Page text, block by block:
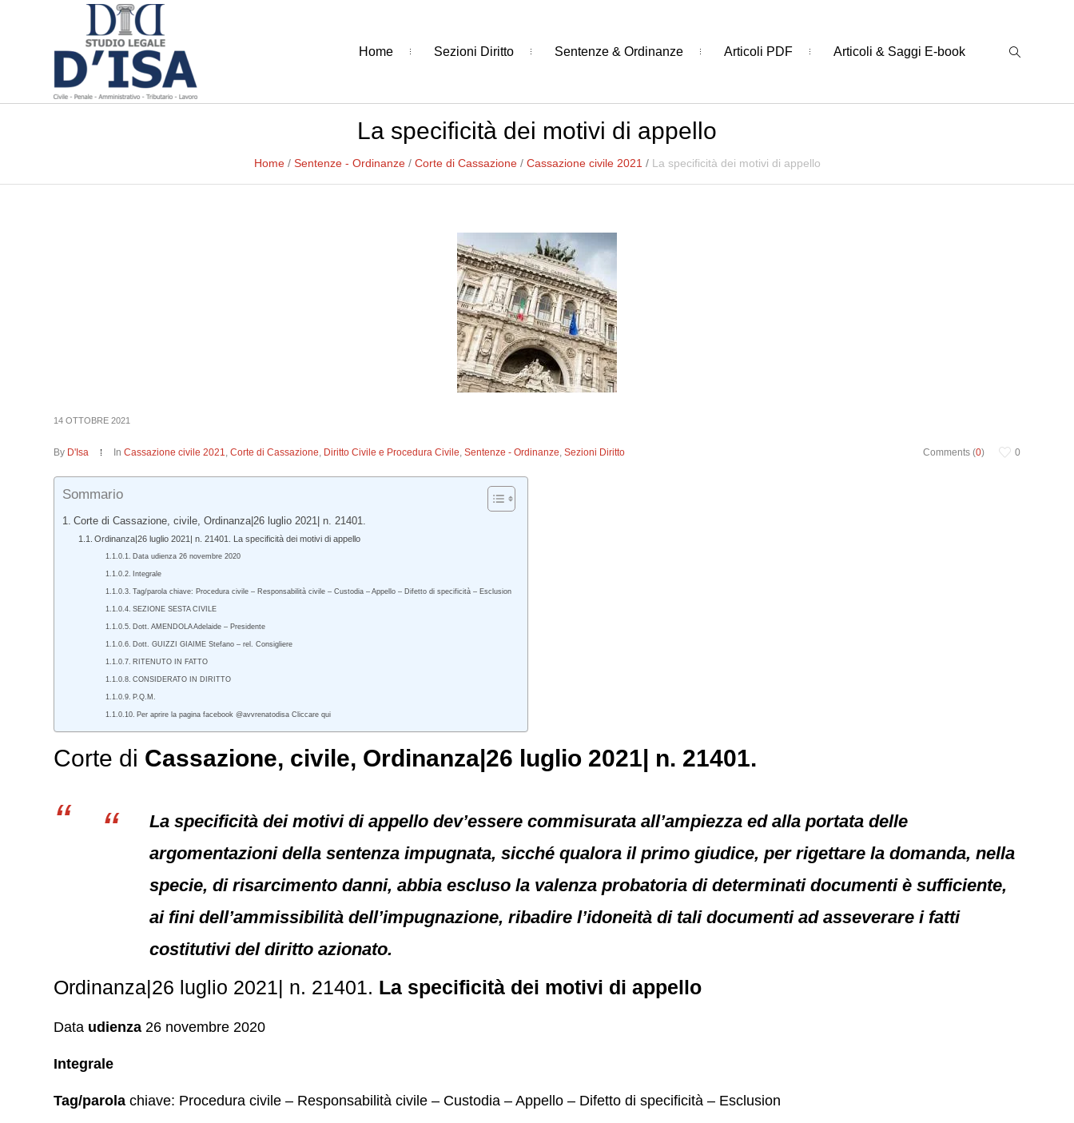
Home Sezioni Diritto Sentenze & Ordinanze Articoli PDF Articoli & Saggi E-book
La specificità dei motivi di appello
Home / Sentenze - Ordinanze / Corte di Cassazione / Cassazione civile 2021 / La specificità dei motivi di appello
14 OTTOBRE 2021
Comments (0) 0
By D'Isa InCassazione civile 2021,Corte di Cassazione, Diritto Civile e Procedura Civile,Sentenze - Ordinanze,Sezioni Diritto
Sommario
Corte di Cassazione, civile, Ordinanza|26 luglio 2021| n. 21401.
Ordinanza|26 luglio 2021| n. 21401. La specificità dei motivi di appello
Data udienza 26 novembre 2020
Integrale
Tag/parola chiave: Procedura civile – Responsabilità civile – Custodia – Appello – Difetto di specificità – Esclusion
SEZIONE SESTA CIVILE
Dott. AMENDOLA Adelaide – Presidente
Dott. GUIZZI GIAIME Stefano – rel. Consigliere
RITENUTO IN FATTO
CONSIDERATO IN DIRITTO
P.Q.M.
Per aprire la pagina facebook @avvrenatodisa Cliccare qui
Corte di Cassazione, civile, Ordinanza|26 luglio 2021| n. 21401.
La specificità dei motivi di appello dev’essere commisurata all’ampiezza ed alla portata delle
argomentazioni della sentenza impugnata, sicché qualora il primo giudice, per rigettare la domanda, nella
specie, di risarcimento danni, abbia escluso la valenza probatoria di determinati documenti è sufficiente,
ai fini dell’ammissibilità dell’impugnazione, ribadire l’idoneità di tali documenti ad asseverare i fatti
costitutivi del diritto azionato.
Ordinanza|26 luglio 2021| n. 21401. La specificità dei motivi di appello
Data udienza 26 novembre 2020
Integrale
Tag/parola chiave: Procedura civile – Responsabilità civile – Custodia – Appello – Difetto di specificità – Esclusion